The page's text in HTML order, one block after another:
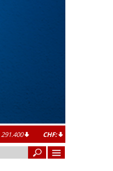
291.400 CHF: